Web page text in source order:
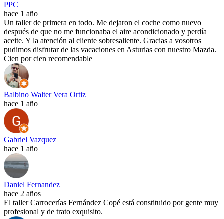
PPC
hace 1 año
Un taller de primera en todo. Me dejaron el coche como nuevo
después de que no me funcionaba el aire acondicionado y perdía
aceite. Y la atención al cliente sobresaliente. Gracias a vosotros
pudimos disfrutar de las vacaciones en Asturias con nuestro Mazda.
Cien por cien recomendable
Balbino Walter Vera Ortiz
hace 1 año
Gabriel Vazquez
hace 1 año
Daniel Fernandez
hace 2 años
El taller Carrocerías Fernández Copé está constituido por gente muy
profesional y de trato exquisito.